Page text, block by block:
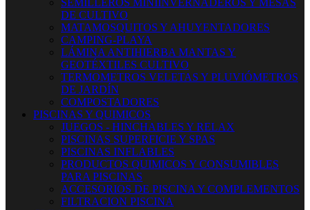
SEMILLEROS MINIINVERNADEROS Y MESAS
DE CULTIVO
MATAMOSQUITOS Y AHUYENTADORES
CAMPING-PLAYA
LÁMINA ANTIHIERBA MANTAS Y
GEOTÉXTILES CULTIVO
TERMOMETROS VELETAS Y PLUVIÓMETROS
DE JARDÍN
COMPOSTADORES
PISCINAS Y QUIMICOS
JUEGOS - HINCHABLES Y RELAX
PISCINAS SUPERFICIE Y SPAS
PISCINAS INFLABLES
PRODUCTOS QUIMICOS Y CONSUMIBLES
PARA PISCINAS
ACCESORIOS DE PISCINA Y COMPLEMENTOS
FILTRACION PISCINA